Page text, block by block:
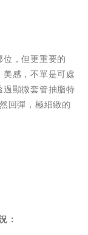
，但更重要的
感，不單是可處
顯微套管抽脂特
回彈，極細緻的
：